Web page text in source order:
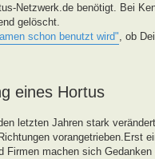
Netzwerk.de benötigt. Bei
gelöscht.
schon benutzt wird", ob
eines Hortus
letzten Jahren stark
vorangetrieben.Erst
Firmen machen sich